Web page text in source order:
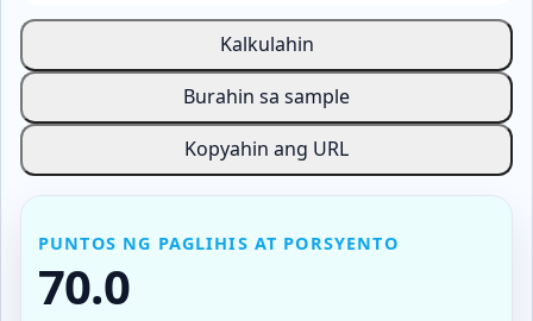
Kalkulahin
Burahin sa sample
Kopyahin ang URL
PUNTOS NG PAGLIHIS AT PORSYENTO
70.0